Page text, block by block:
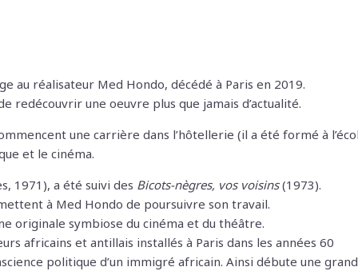
au réalisateur Med Hondo, décédé à Paris en 2019.
une oeuvre plus que jamais d’actualité.
une carrière dans l’hôtellerie (il a été formé à
et le cinéma.
1971), a été suivi des Bicots-nègres, vos voisins(1973).
à Med Hondo de poursuivre son travail.
originale symbiose du cinéma et du théâtre.
africains et antillais installés à Paris dans les années 60
politique d’un immigré africain. Ainsi débute une